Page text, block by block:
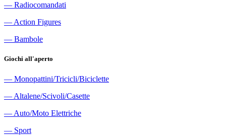
― Radiocomandati
― Action Figures
― Bambole
Giochi all'aperto
― Monopattini/Tricicli/Biciclette
― Altalene/Scivoli/Casette
― Auto/Moto Elettriche
― Sport